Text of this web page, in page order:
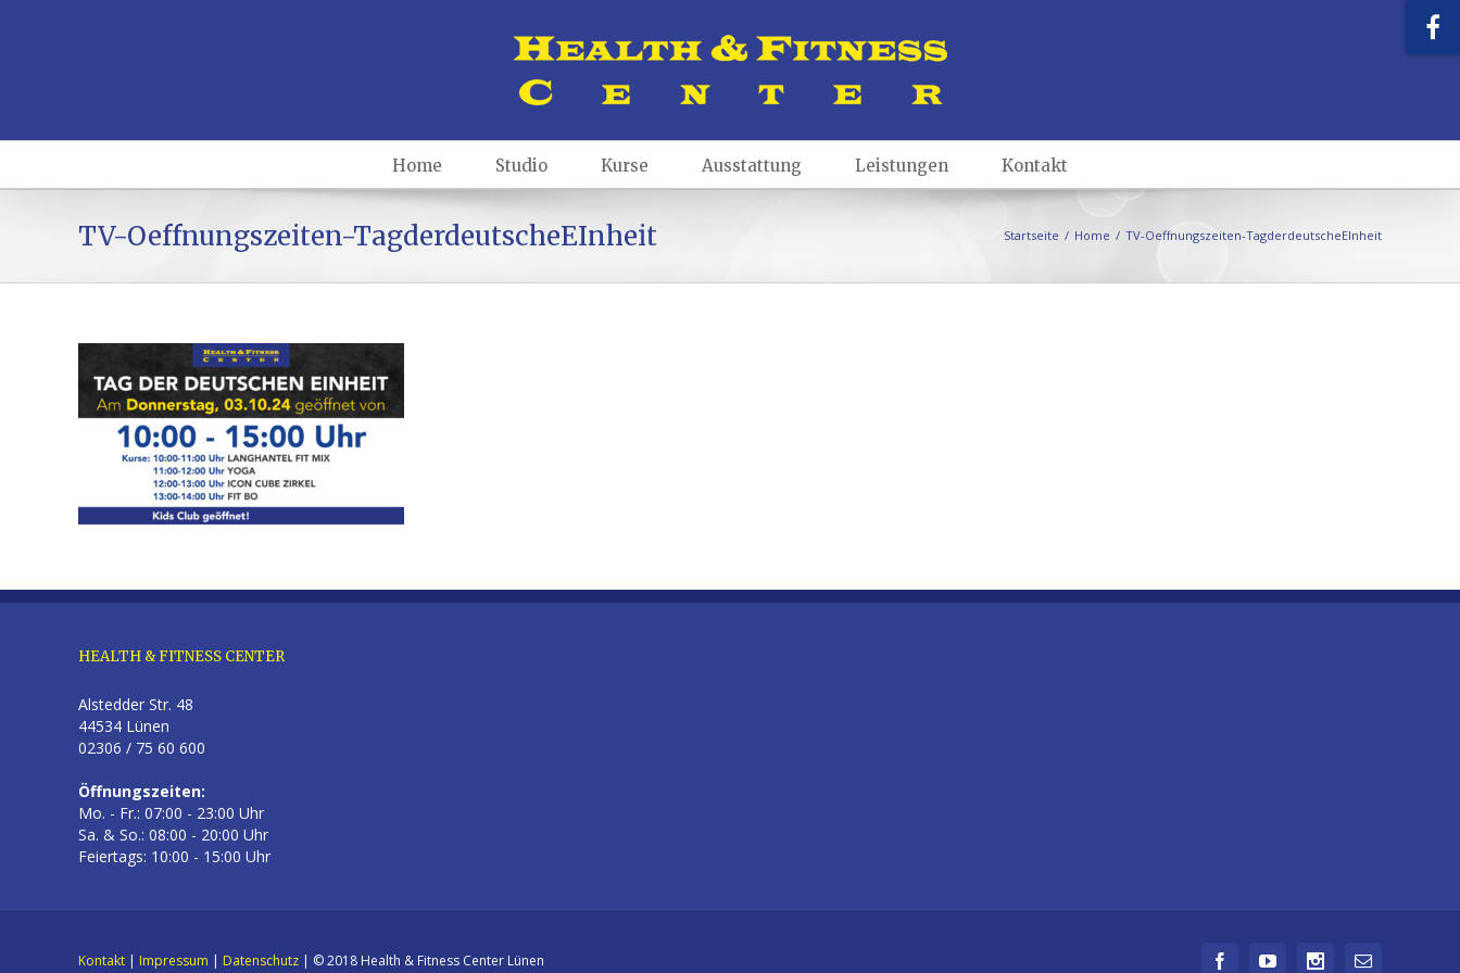
Home Studio Kurse Ausstattung Leistungen Kontakt
TV-Oeffnungszeiten-TagderdeutscheEInheit Startseite / Home / TV-Oeffnungszeiten-TagderdeutscheEInheit
HEALTH & FITNESS CENTER
Alstedder Str. 48
44534 Lünen
02306 / 75 60 600
Öffnungszeiten:
Mo. - Fr.: 07:00 - 23:00 Uhr
Sa. & So.: 08:00 - 20:00 Uhr
Feiertags: 10:00 - 15:00 Uhr
Kontakt | Impressum | Datenschutz | © 2018 Health & Fitness Center Lünen